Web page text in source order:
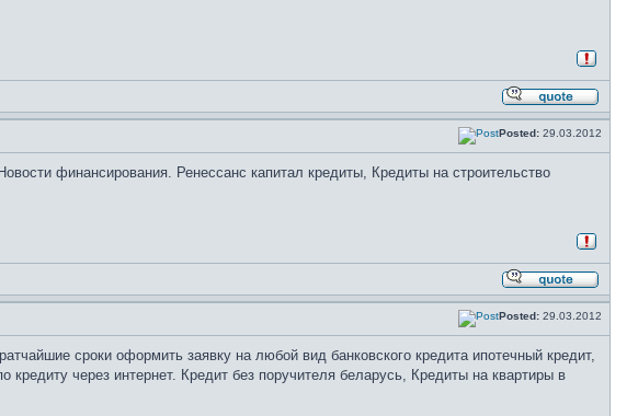
Posted: 29.03.2012
финансирования. Ренессанс капитал кредиты, Кредиты на строительство
Posted: 29.03.2012
сроки оформить заявку на любой вид банковского кредита ипотечный кредит,
кредиту через интернет. Кредит без поручителя беларусь, Кредиты на квартиры в